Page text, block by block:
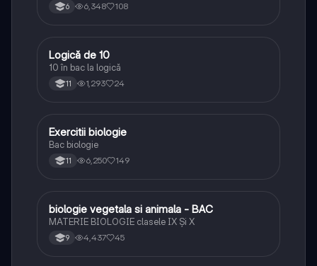
6 6,348 108
Logică
Logică de 10
10 în bac la logică
11 1,293 24
Biologie
Exercitii biologie
Bac biologie
11 6,250 149
Biologie
biologie vegetala si animala - BAC
MATERIE BIOLOGIE clasele IX Şi X
9 4,437 45